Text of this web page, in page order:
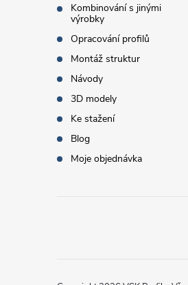
Kombinování s jinými
výrobky
Opracování profilů
Montáž struktur
Návody
3D modely
Ke stažení
Blog
Moje objednávka